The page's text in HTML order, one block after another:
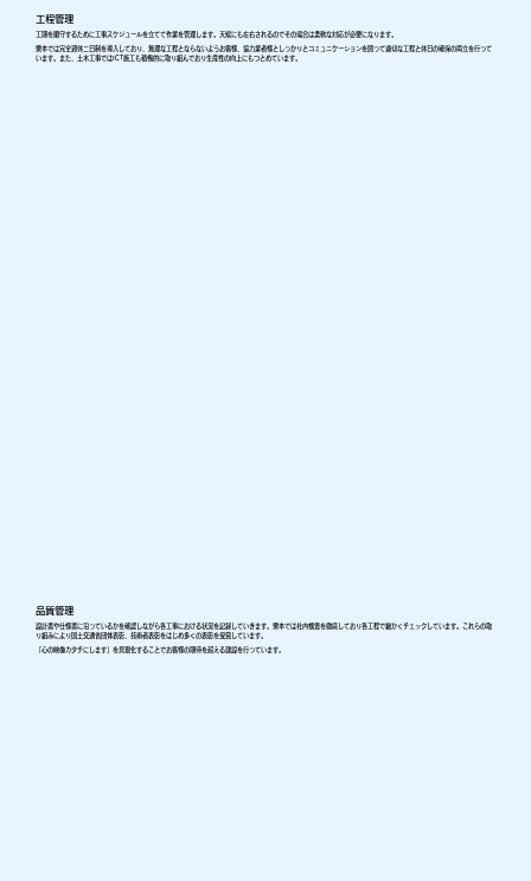
工程管理
工期を順守するために工事スケジュールを立てて作業を管理します。天候にも左右されるのでその場合は柔軟な対応が必要になります。
栗本では完全週休二日制を導入しており、無理な工程とならないようお客様、協力業者様としっかりとコミュニケーションを図って適切な工程と休日の確保の両立を行って
います。また、土木工事ではICT施工も積極的に取り組んでおり生産性の向上にもつとめています。
品質管理
設計書や仕様書に沿っているかを確認しながら各工事における状況を記録していきます。栗本では社内検査を徹底しており各工程で細かくチェックしています。これらの取
り組みにより国土交通省団体表彰、技術者表彰をはじめ多くの表彰を受賞しています。
「心の映像カタチにします」を具現化することでお客様の期待を超える建設を行っています。